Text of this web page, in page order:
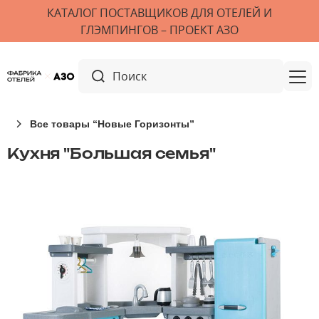
КАТАЛОГ ПОСТАВЩИКОВ ДЛЯ ОТЕЛЕЙ И
ГЛЭМПИНГОВ – ПРОЕКТ АЗО
Все товары “Новые Горизонты”
Кухня "Большая семья"